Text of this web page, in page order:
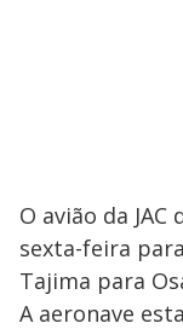
O avião da
sexta-feira
Tajima para
A aeronave